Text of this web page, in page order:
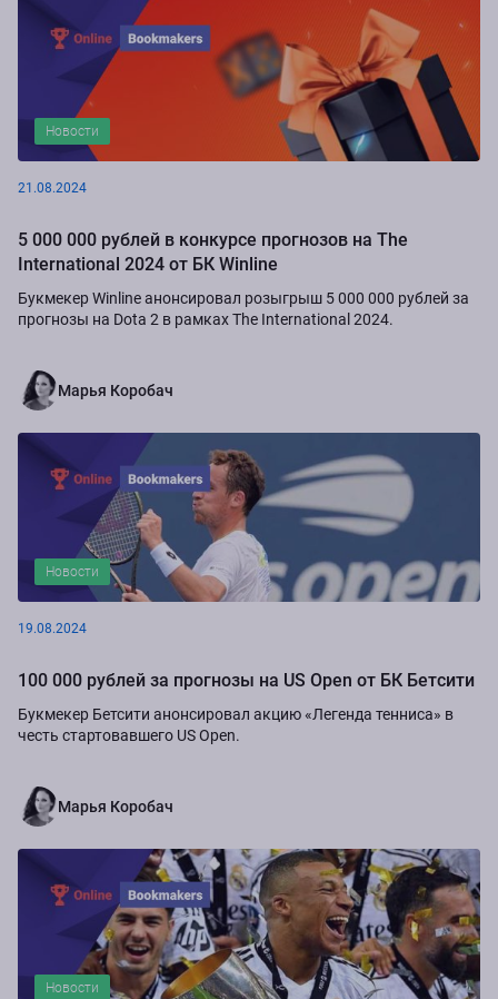
Новости
21.08.2024
5 000 000 рублей в конкурсе прогнозов на The
International 2024 от БК Winline
Букмекер Winline анонсировал розыгрыш 5 000 000 рублей за
прогнозы на Dota 2 в рамках The International 2024.
Марья Коробач
Новости
19.08.2024
100 000 рублей за прогнозы на US Open от БК Бетсити
Букмекер Бетсити анонсировал акцию «Легенда тенниса» в
честь стартовавшего US Open.
Марья Коробач
Новости